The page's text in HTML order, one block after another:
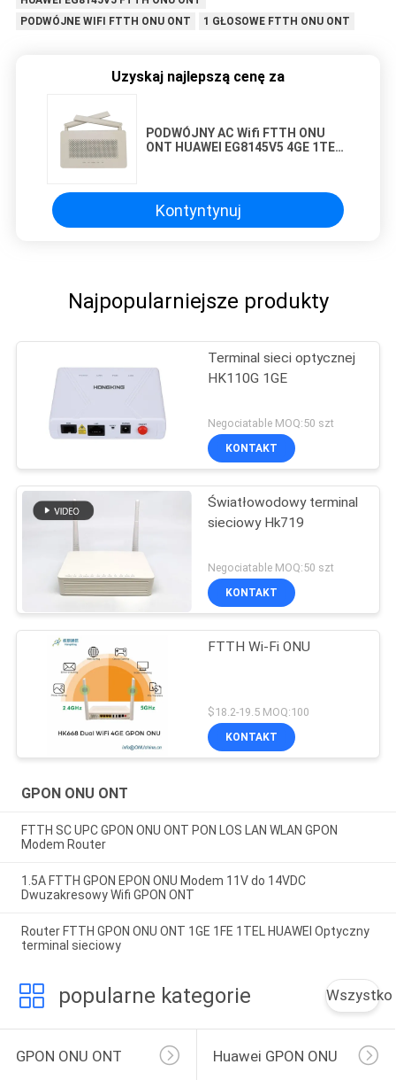
PODWÓJNE WIFI FTTH ONU ONT
1 GŁOSOWE FTTH ONU ONT
Uzyskaj najlepszą cenę za
PODWÓJNY AC Wifi FTTH ONU
ONT HUAWEI EG8145V5 4GE 1TEL
Kontyntynuj
Najpopularniejsze produkty
Terminal sieci optycznej
HK110G 1GE
Negociatable MOQ:50 szt
KONTAKT
Światłowodowy terminal
sieciowy Hk719
Negociatable MOQ:50 szt
KONTAKT
FTTH Wi-Fi ONU
$18.2-19.5 MOQ:100
KONTAKT
GPON ONU ONT
FTTH SC UPC GPON ONU ONT PON LOS LAN WLAN GPON
Modem Router
1.5A FTTH GPON EPON ONU Modem 11V do 14VDC
Dwuzakresowy Wifi GPON ONT
Router FTTH GPON ONU ONT 1GE 1FE 1TEL HUAWEI Optyczny
terminal sieciowy
popularne kategorie Wszystko
GPON ONU ONT Huawei GPON ONU